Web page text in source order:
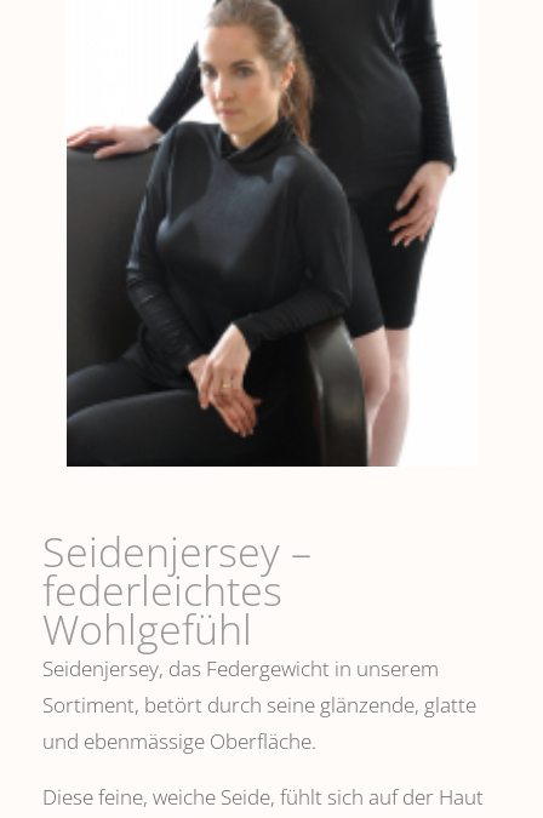
Seidenjersey –
federleichtes
Wohlgefühl
Seidenjersey, das Federgewicht in unserem
Sortiment, betört durch seine glänzende, glatte
und ebenmässige Oberfläche.
Diese feine, weiche Seide, fühlt sich auf der Haut